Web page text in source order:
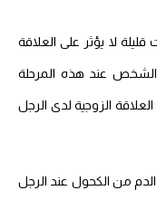
لا يؤثر على العلاقة
الشخص عند هذه المرحلة
الزوجية لدى الرجل
الدم من الكحول عند الرجل